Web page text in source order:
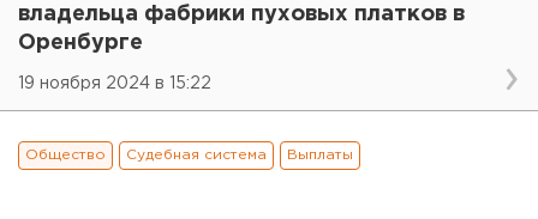
владельца фабрики пуховых платков в
Оренбурге
19 ноября 2024 в 15:22
Общество Судебная система Выплаты